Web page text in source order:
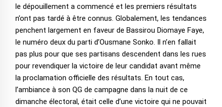
le dépouillement a commencé et les premiers résultats
n’ont pas tardé à être connus. Globalement, les tendances
penchent largement en faveur de Bassirou Diomaye Faye,
le numéro deux du parti d’Ousmane Sonko. Il n’en fallait
pas plus pour que ses partisans descendent dans les rues
pour revendiquer la victoire de leur candidat avant même
la proclamation officielle des résultats. En tout cas,
l’ambiance à son QG de campagne dans la nuit de ce
dimanche électoral, était celle d’une victoire qui ne pouvait